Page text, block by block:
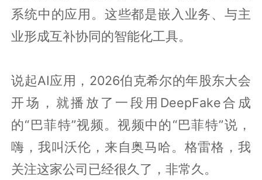
系统中的应用。这些都是嵌入业务、与主
业形成互补协同的智能化工具。
说起AI应用，2026伯克希尔的年股东大会
开场，就播放了一段用DeepFake合成
的“巴菲特”视频。视频中的“巴菲特”说，
嗨，我叫沃伦，来自奥马哈。格雷格，我
关注这家公司已经很久了，非常久。